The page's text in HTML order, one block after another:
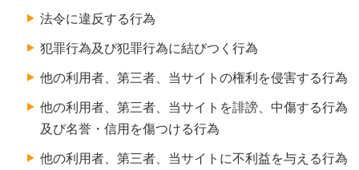
法令に違反する行為
犯罪行為及び犯罪行為に結びつく行為
他の利用者、第三者、当サイトの権利を侵害する行為
他の利用者、第三者、当サイトを誹謗、中傷する行為
及び名誉・信用を傷つける行為
他の利用者、第三者、当サイトに不利益を与える行為